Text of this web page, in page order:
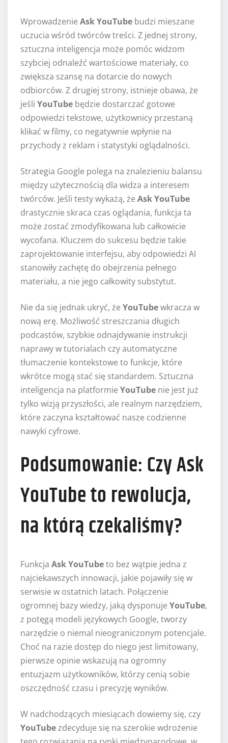
Wprowadzenie Ask YouTube budzi mieszane
uczucia wśród twórców treści. Z jednej strony,
sztuczna inteligencja może pomóc widzom
szybciej odnaleźć wartościowe materiały, co
zwiększa szansę na dotarcie do nowych
odbiorców. Z drugiej strony, istnieje obawa, że
jeśli YouTube będzie dostarczać gotowe
odpowiedzi tekstowe, użytkownicy przestaną
klikać w filmy, co negatywnie wpłynie na
przychody z reklam i statystyki oglądalności.
Strategia Google polega na znalezieniu balansu
między użytecznością dla widza a interesem
twórców. Jeśli testy wykażą, że Ask YouTube
drastycznie skraca czas oglądania, funkcja ta
może zostać zmodyfikowana lub całkowicie
wycofana. Kluczem do sukcesu będzie takie
zaprojektowanie interfejsu, aby odpowiedzi AI
stanowiły zachętę do obejrzenia pełnego
materiału, a nie jego całkowity substytut.
Nie da się jednak ukryć, że YouTubewkracza w
nową erę. Możliwość streszczania długich
podcastów, szybkie odnajdywanie instrukcji
naprawy w tutorialach czy automatyczne
tłumaczenie kontekstowe to funkcje, które
wkrótce mogą stać się standardem. Sztuczna
inteligencja na platformie YouTube nie jest już
tylko wizją przyszłości, ale realnym narzędziem,
które zaczyna kształtować nasze codzienne
nawyki cyfrowe.
Podsumowanie: Czy Ask
YouTube to rewolucja,
na którą czekaliśmy?
Funkcja Ask YouTubeto bez wątpie jedna z
najciekawszych innowacji, jakie pojawiły się w
serwisie w ostatnich latach. Połączenie
ogromnej bazy wiedzy, jaką dysponuje YouTube,
z potęgą modeli językowych Google, tworzy
narzędzie o niemal nieograniczonym potencjale.
Choć na razie dostęp do niego jest limitowany,
pierwsze opinie wskazują na ogromny
entuzjazm użytkowników, którzy cenią sobie
oszczędność czasu i precyzję wyników.
W nadchodzących miesiącach dowiemy się, czy
YouTubezdecyduje się na szerokie wdrożenie